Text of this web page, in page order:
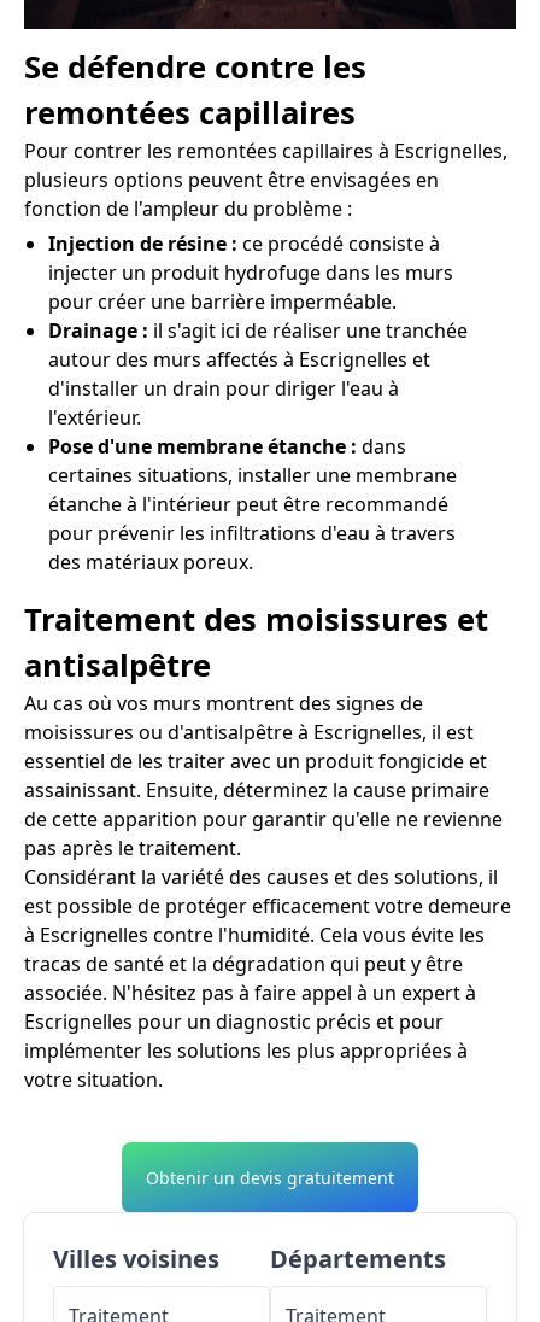
Se défendre contre les
remontées capillaires
Pour contrer les remontées capillaires à Escrignelles,
plusieurs options peuvent être envisagées en
fonction de l'ampleur du problème :
Injection de résine : ce procédé consiste à
injecter un produit hydrofuge dans les murs
pour créer une barrière imperméable.
Drainage : il s'agit ici de réaliser une tranchée
autour des murs affectés à Escrignelles et
d'installer un drain pour diriger l'eau à
l'extérieur.
Pose d'une membrane étanche : dans
certaines situations, installer une membrane
étanche à l'intérieur peut être recommandé
pour prévenir les infiltrations d'eau à travers
des matériaux poreux.
Traitement des moisissures et
antisalpêtre
Au cas où vos murs montrent des signes de
moisissures ou d'antisalpêtre à Escrignelles, il est
essentiel de les traiter avec un produit fongicide et
assainissant. Ensuite, déterminez la cause primaire
de cette apparition pour garantir qu'elle ne revienne
pas après le traitement.
Considérant la variété des causes et des solutions, il
est possible de protéger efficacement votre demeure
à Escrignelles contre l'humidité. Cela vous évite les
tracas de santé et la dégradation qui peut y être
associée. N'hésitez pas à faire appel à un expert à
Escrignelles pour un diagnostic précis et pour
implémenter les solutions les plus appropriées à
votre situation.
Obtenir un devis gratuitement
Villes voisines
Traitement
Départements
Traitement